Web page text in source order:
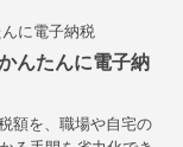
んたんに電子納
額を、職場や自宅の